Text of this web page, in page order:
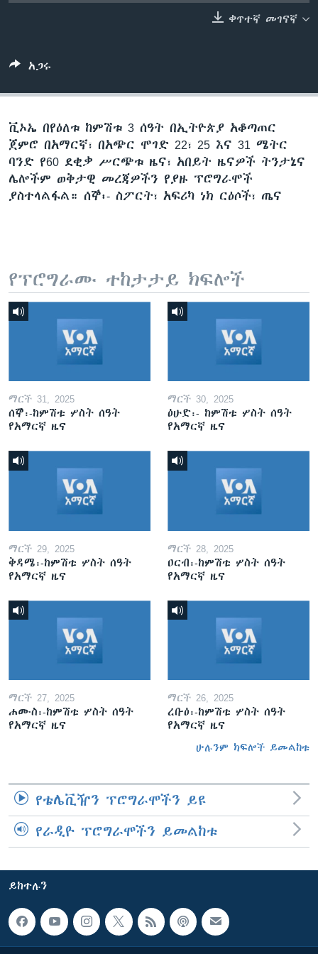
ቀጥተኛ መገናኛ
አጋሩ
ቪኦኤ በየዕለቱ ከምሽቱ 3 ሰዓት በኢትዮጵያ አቆጣጠር
ጀምሮ በአማርኛ፣ በአጭር ሞገድ 22፣ 25 እና 31 ሜትር
ባንድ የ60 ደቂቃ ሥርጭቱ ዜና፣ አበይት ዜናዎች ትንታኔና
ሌሎችም ወቅታዊ መረጃዎችን የያዙ ፕሮግራሞች
ያስተላልፋል። ሰኞ፡- ስፖርት፣ አፍሪካ ነክ ርዕሶች፣ ጤና
የፕሮግራሙ ተከታታይ ክፍሎች
ማርች 31, 2025
ሰኞ፡-ከምሽቱ ሦስት ሰዓት
የአማርኛ ዜና
ማርች 30, 2025
ዕሁድ፡- ከምሽቱ ሦስት ሰዓት
የአማርኛ ዜና
ማርች 29, 2025
ቅዳሜ፡-ከምሽቱ ሦስት ሰዓት
የአማርኛ ዜና
ማርች 28, 2025
ዐርብ፡-ከምሽቱ ሦስት ሰዓት
የአማርኛ ዜና
ማርች 27, 2025
ሐሙስ፡-ከምሽቱ ሦስት ሰዓት
የአማርኛ ዜና
ማርች 26, 2025
ረቡዕ፡-ከምሽቱ ሦስት ሰዓት
የአማርኛ ዜና
ሁሉንም ክፍሎች ይመልከቱ
የቴሌቪዥን ፕሮግራሞችን ይዩ
የራዲዮ ፕሮግራሞችን ይመልከቱ
ይከተሉን